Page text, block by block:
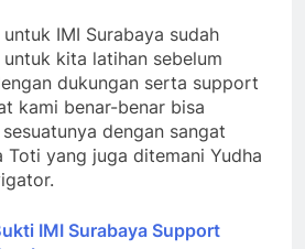
IMI Surabaya sudah
kita latihan sebelum
dukungan serta support
kami benar-benar bisa
dengan sangat
Toti yang juga ditemani Yudha
IMI Surabaya Support